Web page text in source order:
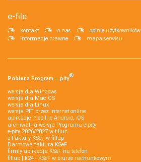
e-file
kontakt o nas opinie użytkowników
informacje prawne
mapa serwisu
Pobierz Program e‑pity®
wersja dla Windows
wersja dla Mac OS
wersja dla Linux
wersja PIT przez internet online
aplikacje mobilne Android, iOS
archiwalna wersja Programu e-pity
e-pity 2026/2027 w fillup
e‑Faktury KSeF w fillup
Darmowa faktura KSeF
firmly aplikacja KSeF na telefon
fillup | k24 - KSeF w biurze rachunkowym